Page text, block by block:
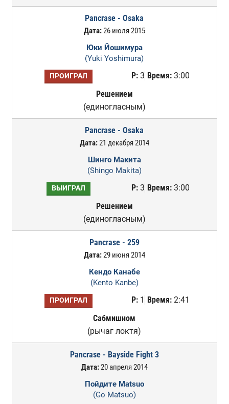
Pancrase - Osaka
Дата:26 июля 2015
Юки Йошимура
(Yuki Yoshimura)
ПРОИГРАЛ Р:3 Время:3:00
Решением
(единогласным)
Pancrase - Osaka
Дата:21 декабря 2014
Шинго Макита
(Shingo Makita)
ВЫИГРАЛ Р:3 Время:3:00
Решением
(единогласным)
Pancrase - 259
Дата:29 июня 2014
Кендо Канабе
(Kento Kanbe)
ПРОИГРАЛ Р:1 Время:2:41
Сабмишном
(рычаг локтя)
Pancrase - Bayside Fight 3
Дата:20 апреля 2014
Пойдите Matsuo
(Go Matsuo)